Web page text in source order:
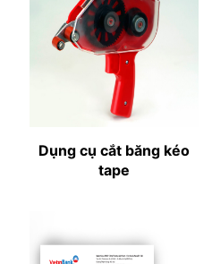
Dụng cụ cắt băng kéo
tape